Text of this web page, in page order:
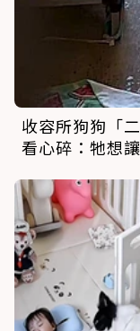
收容所狗狗「
看心碎：牠想